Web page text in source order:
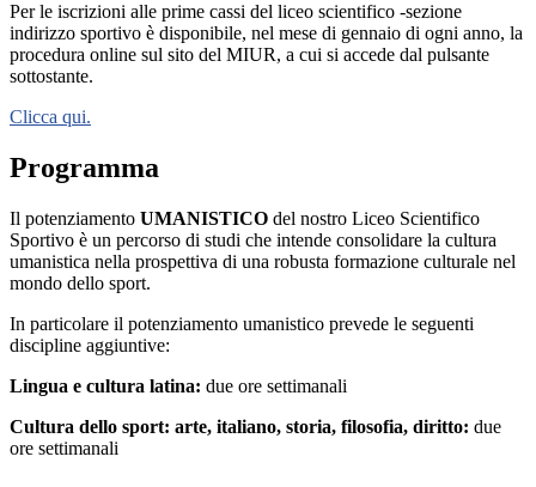
Per le iscrizioni alle prime cassi del liceo scientifico -sezione
indirizzo sportivo è disponibile, nel mese di gennaio di ogni anno, la
procedura online sul sito del MIUR, a cui si accede dal pulsante
sottostante.
Clicca qui.
Programma
Il potenziamento UMANISTICO del nostro Liceo Scientifico
Sportivo è un percorso di studi che intende consolidare la cultura
umanistica nella prospettiva di una robusta formazione culturale nel
mondo dello sport.
In particolare il potenziamento umanistico prevede le seguenti
discipline aggiuntive:
Lingua e cultura latina: due ore settimanali
Cultura dello sport: arte, italiano, storia, filosofia, diritto: due
ore settimanali